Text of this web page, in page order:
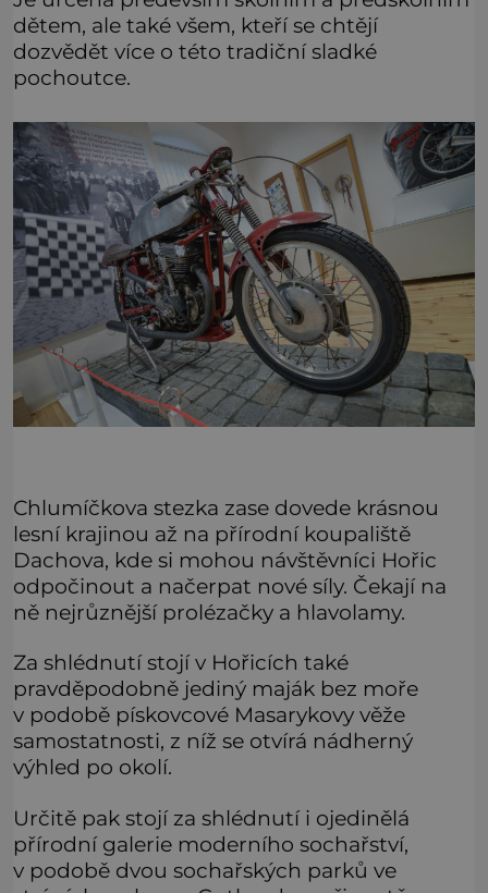
dětem, ale také všem, kteří se chtějí
dozvědět více o této tradiční sladké
pochoutce.
Chlumíčkova stezka zase dovede krásnou
lesní krajinou až na přírodní koupaliště
Dachova, kde si mohou návštěvníci Hořic
odpočinout a načerpat nové síly. Čekají na
ně nejrůznější prolézačky a hlavolamy.
Za shlédnutí stojí v Hořicích také
pravděpodobně jediný maják bez moře
v podobě pískovcové Masarykovy věže
samostatnosti, z níž se otvírá nádherný
výhled po okolí.
Určitě pak stojí za shlédnutí i ojedinělá
přírodní galerie moderního sochařství,
v podobě dvou sochařských parků ve